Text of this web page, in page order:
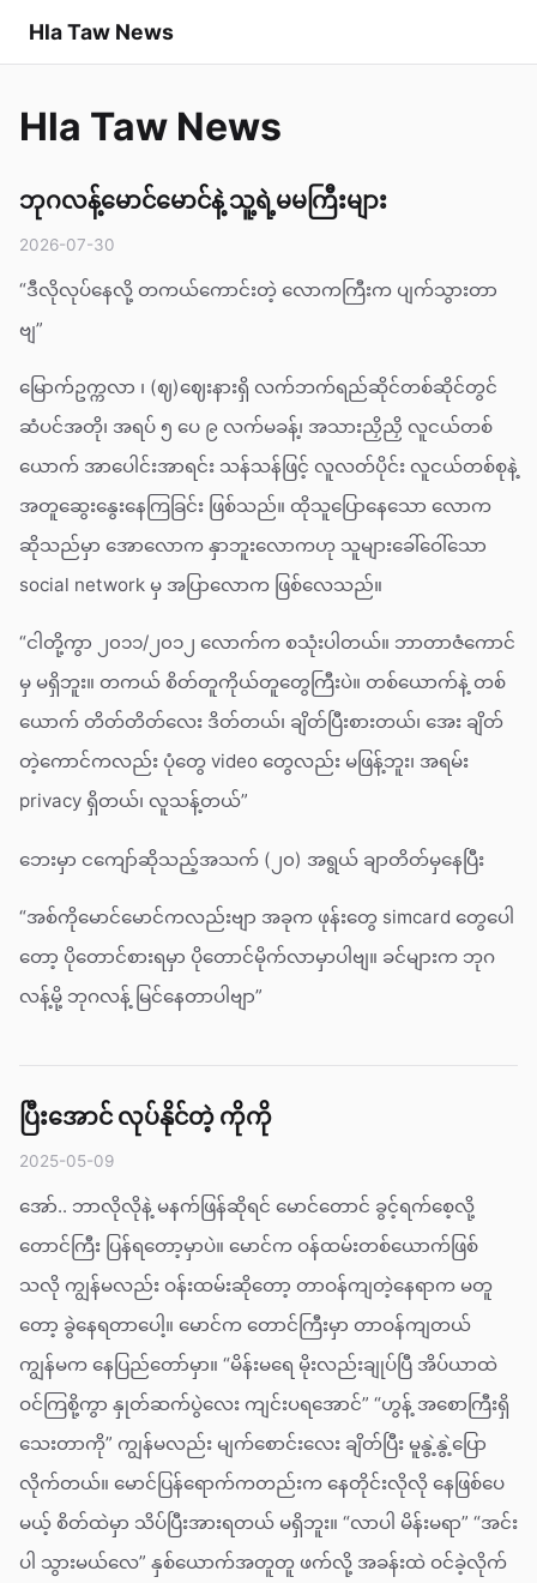
Hla Taw News
Hla Taw News
ဘုဂလန့်မောင်မောင်နဲ့ သူ့ရဲ့မမကြီးများ
2026-07-30
“ဒီလိုလုပ်နေလို့ တကယ်ကောင်းတဲ့ လောကကြီးက ပျက်သွားတာ
ဗျ”
မြောက်ဥက္ကလာ ၊ (ဈ)ဈေးနားရှိ လက်ဘက်ရည်ဆိုင်တစ်ဆိုင်တွင်
ဆံပင်အတို၊ အရပ် ၅ ပေ ၉ လက်မခန့်၊ အသားညှိညှိ လူငယ်တစ်
ယောက် အာပေါင်းအာရင်း သန်သန်ဖြင့် လူလတ်ပိုင်း လူငယ်တစ်စုနဲ့
အတူဆွေးနွေးနေကြခြင်း ဖြစ်သည်။ ထိုသူပြောနေသော လောက
ဆိုသည်မှာ အောလောက နှာဘူးလောကဟု သူများခေါ်ဝေါ်သော
social network မှ အပြာလောက ဖြစ်လေသည်။
“ငါတို့ကွာ ၂၀၁၁/၂၀၁၂ လောက်က စသုံးပါတယ်။ ဘာတာဇံကောင်
မှ မရှိဘူး။ တကယ် စိတ်တူကိုယ်တူတွေကြီးပဲ။ တစ်ယောက်နဲ့ တစ်
ယောက် တိတ်တိတ်လေး ဒိတ်တယ်၊ ချိတ်ပြီးစားတယ်၊ အေး ချိတ်
တဲ့ကောင်ကလည်း ပုံတွေ video တွေလည်း မဖြန့်ဘူး၊ အရမ်း
privacy ရှိတယ်၊ လူသန့်တယ်”
ဘေးမှာ ငကျော်ဆိုသည့်အသက် (၂၀) အရွယ် ချာတိတ်မှနေပြီး
“အစ်ကိုမောင်မောင်ကလည်းဗျာ အခုက ဖုန်းတွေ simcard တွေပေါ
တော့ ပိုတောင်စားရမှာ ပိုတောင်မိုက်လာမှာပါဗျ။ ခင်များက ဘုဂ
လန့်မို့ ဘုဂလန့် မြင်နေတာပါဗျာ”
ပြီးအောင် လုပ်နိုင်တဲ့ ကိုကို
2025-05-09
အော်.. ဘာလိုလိုနဲ့ မနက်ဖြန်ဆိုရင် မောင်တောင် ခွင့်ရက်စေ့လို့
တောင်ကြီး ပြန်ရတော့မှာပဲ။ မောင်က ဝန်ထမ်းတစ်ယောက်ဖြစ်
သလို ကျွန်မလည်း ဝန်းထမ်းဆိုတော့ တာဝန်ကျတဲ့နေရာက မတူ
တော့ ခွဲနေရတာပေါ့။ မောင်က တောင်ကြီးမှာ တာဝန်ကျတယ်
ကျွန်မက နေပြည်တော်မှာ။ “မိန်းမရေ မိုးလည်းချုပ်ပြီ အိပ်ယာထဲ
ဝင်ကြစို့ကွာ နှုတ်ဆက်ပွဲလေး ကျင်းပရအောင်” “ဟွန့် အစောကြီးရှိ
သေးတာကို” ကျွန်မလည်း မျက်စောင်းလေး ချိတ်ပြီး မူနွဲ့နွဲ့ပြော
လိုက်တယ်။ မောင်ပြန်ရောက်ကတည်းက နေတိုင်းလိုလို နေဖြစ်ပေ
မယ့် စိတ်ထဲမှာ သိပ်ပြီးအားရတယ် မရှိဘူး။ “လာပါ မိန်းမရာ” “အင်း
ပါ သွားမယ်လေ” နှစ်ယောက်အတူတူ ဖက်လို့ အခန်းထဲ ဝင်ခဲ့လိုက်